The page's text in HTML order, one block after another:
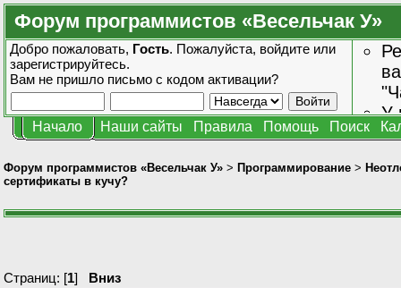
Форум программистов «Весельчак У»
Добро пожаловать, Гость. Пожалуйста, войдите или
зарегистрируйтесь.
Вам не пришло письмо с кодом активации?
У
Начало Наши сайты Правила Помощь Поиск
Форум программистов «Весельчак У» > Программирование >
сертификаты в кучу?
Страниц: [1] Вниз